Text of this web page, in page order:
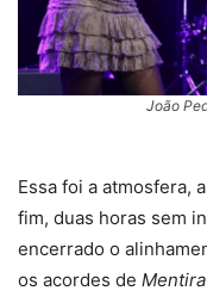
João
Essa foi a atmosfera,
fim, duas horas sem
encerrado o
os acordes de Mentira